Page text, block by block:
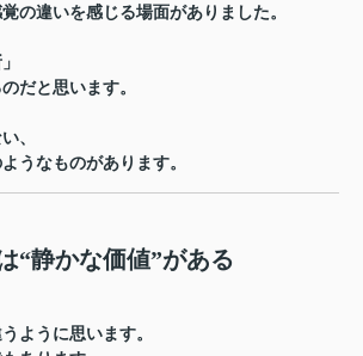
の違いを感じる場面がありました。
だと思います。
、
うなものがあります。
“静かな価値”がある
ように思います。